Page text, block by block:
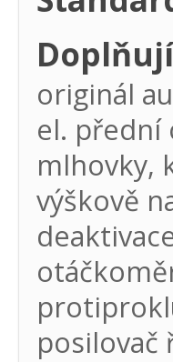
originál
el. přední
mlhovky,
výškově
posilovač